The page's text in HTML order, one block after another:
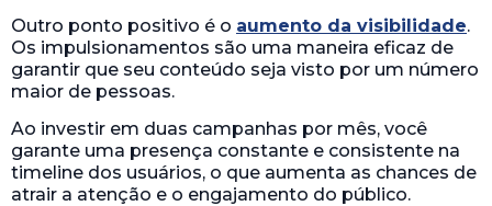
Outro ponto positivo é o aumento da visibilidade.
Os impulsionamentos são uma maneira eficaz de
garantir que seu conteúdo seja visto por um número
maior de pessoas.
Ao investir em duas campanhas por mês, você
garante uma presença constante e consistente na
timeline dos usuários, o que aumenta as chances de
atrair a atenção e o engajamento do público.